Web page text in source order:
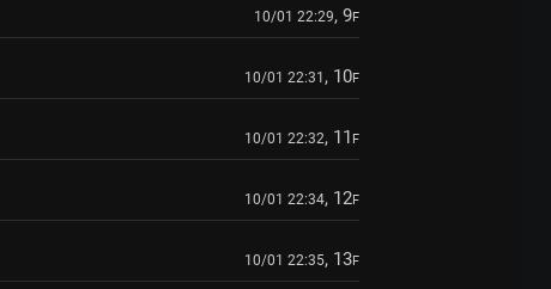
10/01 22:29, 9F
10/01 22:31 , 10F
10/01 22:32, 11 F
10/01 22:34, 12F
10/01 22:35, 13F